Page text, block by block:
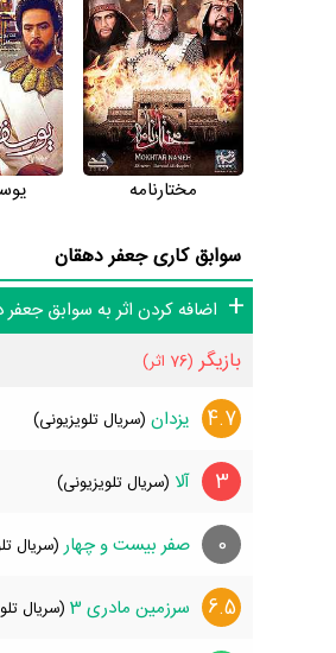
مختارنامه
سوابق کاری جعفر دهقان
اضافه کردن اثر به سوابق
بازیگر (76 اثر)
4.7 یزدان (سریال تلویزیونی)
3 آلا (سریال تلویزیونی)
0 صفر بیست و چهار (سریال
6.5 سرزمین مادری 3 (سریال